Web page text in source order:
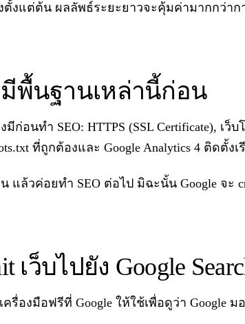
ตั้งแต่ต้น ผลลัพธ์ระยะยาวจะคุ้มค่ามากกว่า
พื้นฐานเหล่านี้ก่อน
มีก่อนทำ SEO: HTTPS (SSL Certificate), เว็
ที่ถูกต้องและ Google Analytics 4 ติดตั้งเ
แล้วค่อยทำ SEO ต่อไป มิฉะนั้น Google จะ
ว็บไปยัง Google
เครื่องมือฟรีที่ Google ให้ใช้เพื่อดูว่า Google